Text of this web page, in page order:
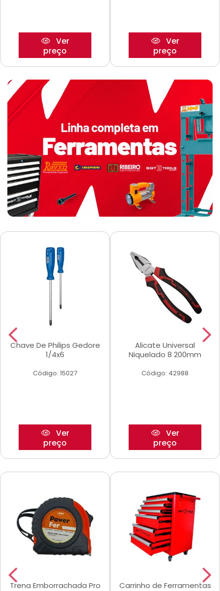
Ver
preço
Ver
preço
Chave De Philips Gedore
1/4x6
Código: 15027
Ver
preço
Alicate Universal
Niquelado 8 200mm
Código: 42988
Ver
preço
Trena Emborrachada Pro
Carrinho de Ferramentas